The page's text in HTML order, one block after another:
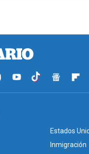
Estados
Inmigración